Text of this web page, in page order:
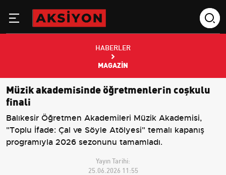
HABERLER
MAGAZIN
Müzik akademisinde öğretmenlerin coşkulu
finali
Balıkesir Öğretmen Akademileri Müzik Akademisi,
"Toplu İfade: Çal ve Söyle Atölyesi" temalı kapanış
programıyla 2026 sezonunu tamamladı.
Yayın Tarihi:
25.06.2026 11:55